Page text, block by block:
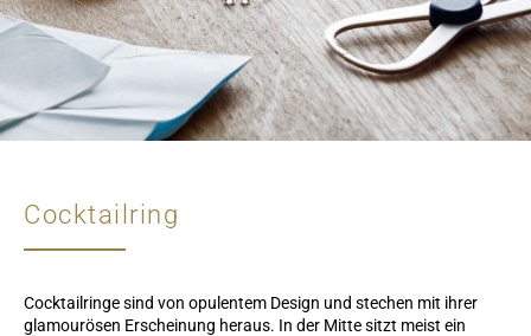
Cocktailring
Cocktailringe sind von opulentem Design und stechen mit ihrer
glamourösen Erscheinung heraus. In der Mitte sitzt meist ein